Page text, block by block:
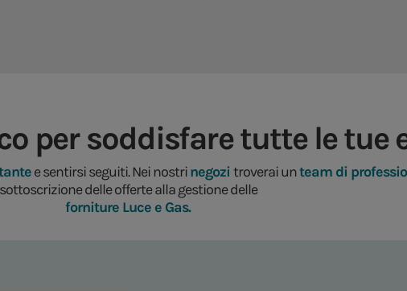
per soddisfare tutte le tue
e sentirsi seguiti. Nei nostrinegozitroverai unteam di
sottoscrizione delle offerte alla gestione delle
forniture Luce e Gas.